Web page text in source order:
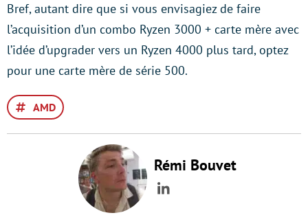
Bref, autant dire que si vous envisagiez de faire
l’acquisition d’un combo Ryzen 3000 + carte mère avec
l’idée d’upgrader vers un Ryzen 4000 plus tard, optez
pour une carte mère de série 500.
AMD
Rémi Bouvet
LinkedIn